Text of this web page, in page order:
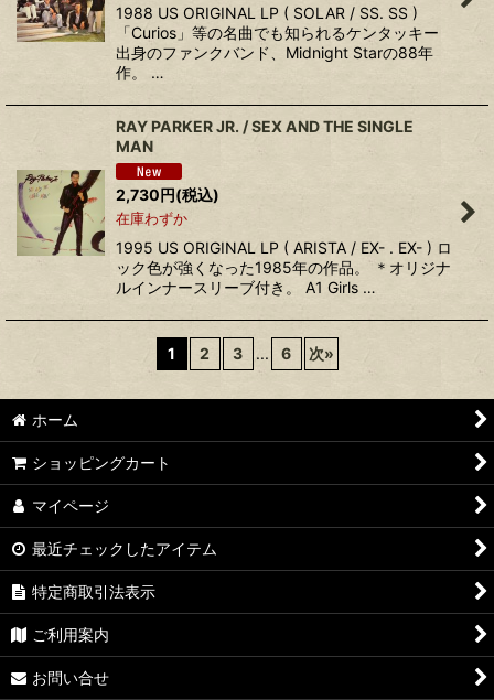
1988 US ORIGINAL LP ( SOLAR / SS. SS )
「Curios」等の名曲でも知られるケンタッキー
出身のファンクバンド、Midnight Starの88年
作。 …
RAY PARKER JR. ‎/ SEX AND THE SINGLE
MAN
2,730円(税込)
在庫わずか
1995 US ORIGINAL LP ( ARISTA / EX- . EX- ) ロ
ック色が強くなった1985年の作品。 ＊オリジナ
ルインナースリーブ付き。 A1 Girls …
1 2 3 ... 6 次»
ホーム
ショッピングカート
マイページ
最近チェックしたアイテム
特定商取引法表示
ご利用案内
お問い合せ